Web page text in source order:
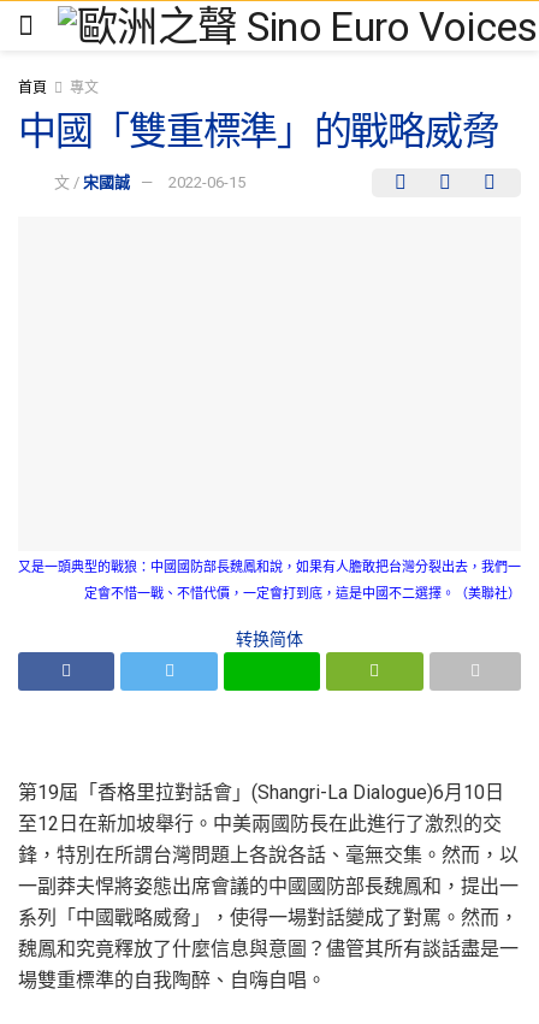
首頁 專文
中國「雙重標準」的戰略威脅
文 / 宋國誠 2022-06-15
又是一頭典型的戰狼：中國國防部長魏鳳和說，如果有人膽敢把台灣分裂出去，我們一
定會不惜一戰、不惜代價，一定會打到底，這是中國不二選擇。（美聯社）
转换简体
第19屆「香格里拉對話會」(Shangri-La Dialogue)6月10日
至12日在新加坡舉行。中美兩國防長在此進行了激烈的交
鋒，特別在所謂台灣問題上各說各話、毫無交集。然而，以
一副莽夫悍將姿態出席會議的中國國防部長魏鳳和，提出一
系列「中國戰略威脅」，使得一場對話變成了對罵。然而，
魏鳳和究竟釋放了什麼信息與意圖？儘管其所有談話盡是一
場雙重標準的自我陶醉、自嗨自唱。